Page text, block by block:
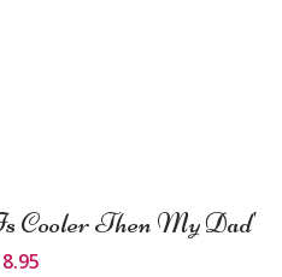
Cooler Then My Dad'